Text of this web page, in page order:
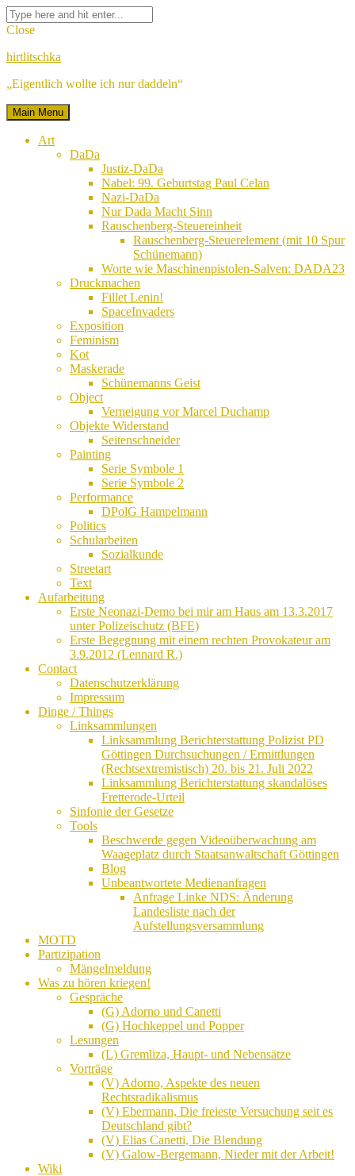
Skip
to
Facebook
Twitter
Google
Plus
Linkedin
Instagram
YouTube
Pinterest
Tumblr
Flickr
VK
Search
for:
Close
hirtlitschka
„Eigentlich wollte ich nur daddeln“
Main Menu
Art
DaDa
Justiz-DaDa
Nabel: 99. Geburtstag Paul Celan
Nazi-DaDa
Nur Dada Macht Sinn
Rauschenberg-Steuereinheit
Rauschenberg-Steuerelement (mit 10 Spur
Schünemann)
Worte wie Maschinenpistolen-Salven: DADA23
Druckmachen
Fillet Lenin!
SpaceInvaders
Exposition
Feminism
Kot
Maskerade
Schünemanns Geist
Object
Verneigung vor Marcel Duchamp
Objekte Widerstand
Seitenschneider
Painting
Serie Symbole 1
Serie Symbole 2
Performance
DPolG Hampelmann
Politics
Schularbeiten
Sozialkunde
Streetart
Text
Aufarbeitung
Erste Neonazi-Demo bei mir am Haus am 13.3.2017
unter Polizeischutz (BFE)
Erste Begegnung mit einem rechten Provokateur am
3.9.2012 (Lennard R.)
Contact
Datenschutzerklärung
Impressum
Dinge / Things
Linksammlungen
Linksammlung Berichterstattung Polizist PD
Göttingen Durchsuchungen / Ermittlungen
(Rechtsextremistisch) 20. bis 21. Juli 2022
Linksammlung Berichterstattung skandalöses
Fretterode-Urteil
Sinfonie der Gesetze
Tools
Beschwerde gegen Videoüberwachung am
Waageplatz durch Staatsanwaltschaft Göttingen
Blog
Unbeantwortete Medienanfragen
Anfrage Linke NDS: Änderung
Landesliste nach der
Aufstellungsversammlung
MOTD
Partizipation
Mängelmeldung
Was zu hören kriegen!
Gespräche
(G) Adorno und Canetti
(G) Hochkeppel und Popper
Lesungen
(L) Gremliza, Haupt- und Nebensätze
Vorträge
(V) Adorno, Aspekte des neuen
Rechtsradikalismus
(V) Ebermann, Die freieste Versuchung seit es
Deutschland gibt?
(V) Elias Canetti, Die Blendung
(V) Galow-Bergemann, Nieder mit der Arbeit!
Wiki